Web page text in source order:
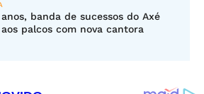
banda de sucessos do Axé
palcos com nova cantora